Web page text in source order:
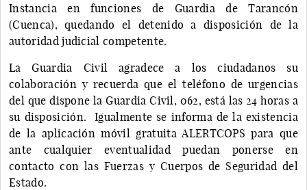
Instancia en funciones de Guardia de Tarancón
(Cuenca), quedando el detenido a disposición de la
autoridad judicial competente.
La Guardia Civil agradece a los ciudadanos su
colaboración y recuerda que el teléfono de urgencias
del que dispone la Guardia Civil, 062, está las 24 horas a
su disposición. Igualmente se informa de la existencia
de la aplicación móvil gratuita ALERTCOPS para que
ante cualquier eventualidad puedan ponerse en
contacto con las Fuerzas y Cuerpos de Seguridad del
Estado.